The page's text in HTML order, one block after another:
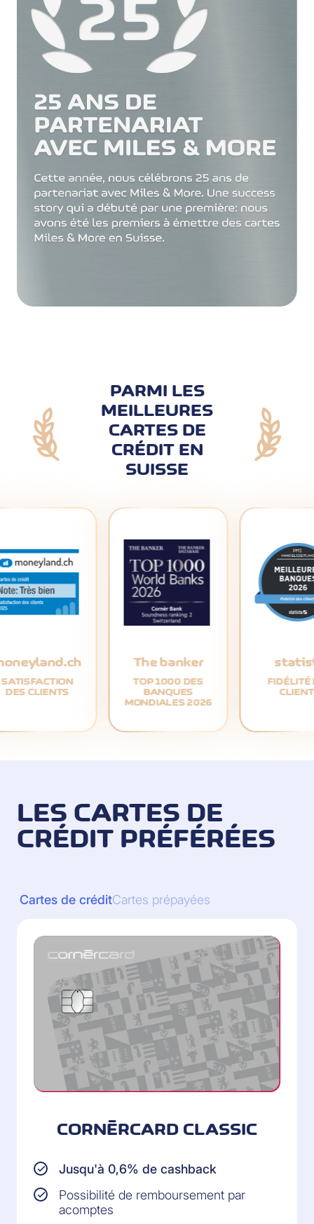
PARMI LES
MEILLEURES
CARTES DE
CRÉDIT EN
SUISSE
SATISFACTION
DES CLIENTS
The banker
TOP 1000 DES
BANQUES
MONDIALES 2026
FIDÉLITÉ
LES CARTES DE
CRÉDIT PRÉFÉRÉES
Cartes de créditCartes prépayées
CORNÈRCARD CLASSIC
Jusqu'à 0,6% de cashback
Possibilité de remboursement par
acomptes